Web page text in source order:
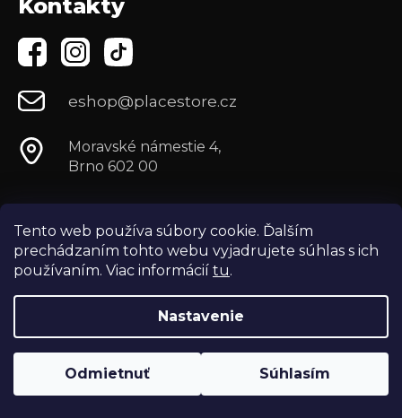
Tento web používa súbory cookie. Ďalším
prechádzaním tohto webu vyjadrujete súhlas s ich
používaním. Viac informácií tu.
Nastavenie
Odmietnuť Súhlasím
Kontakty
eshop@placestore.cz
Moravské námestie 4,
Brno 602 00
Vytvoril Shoptet